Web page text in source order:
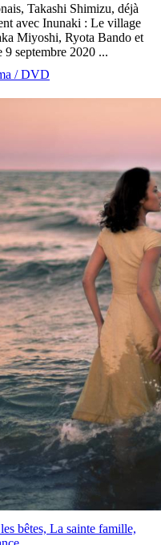
Takashi Shimizu, déjà
avec Inunaki : Le village
Miyoshi, Ryota Bando et
septembre 2020 ...
/ DVD
bêtes, La sainte famille,